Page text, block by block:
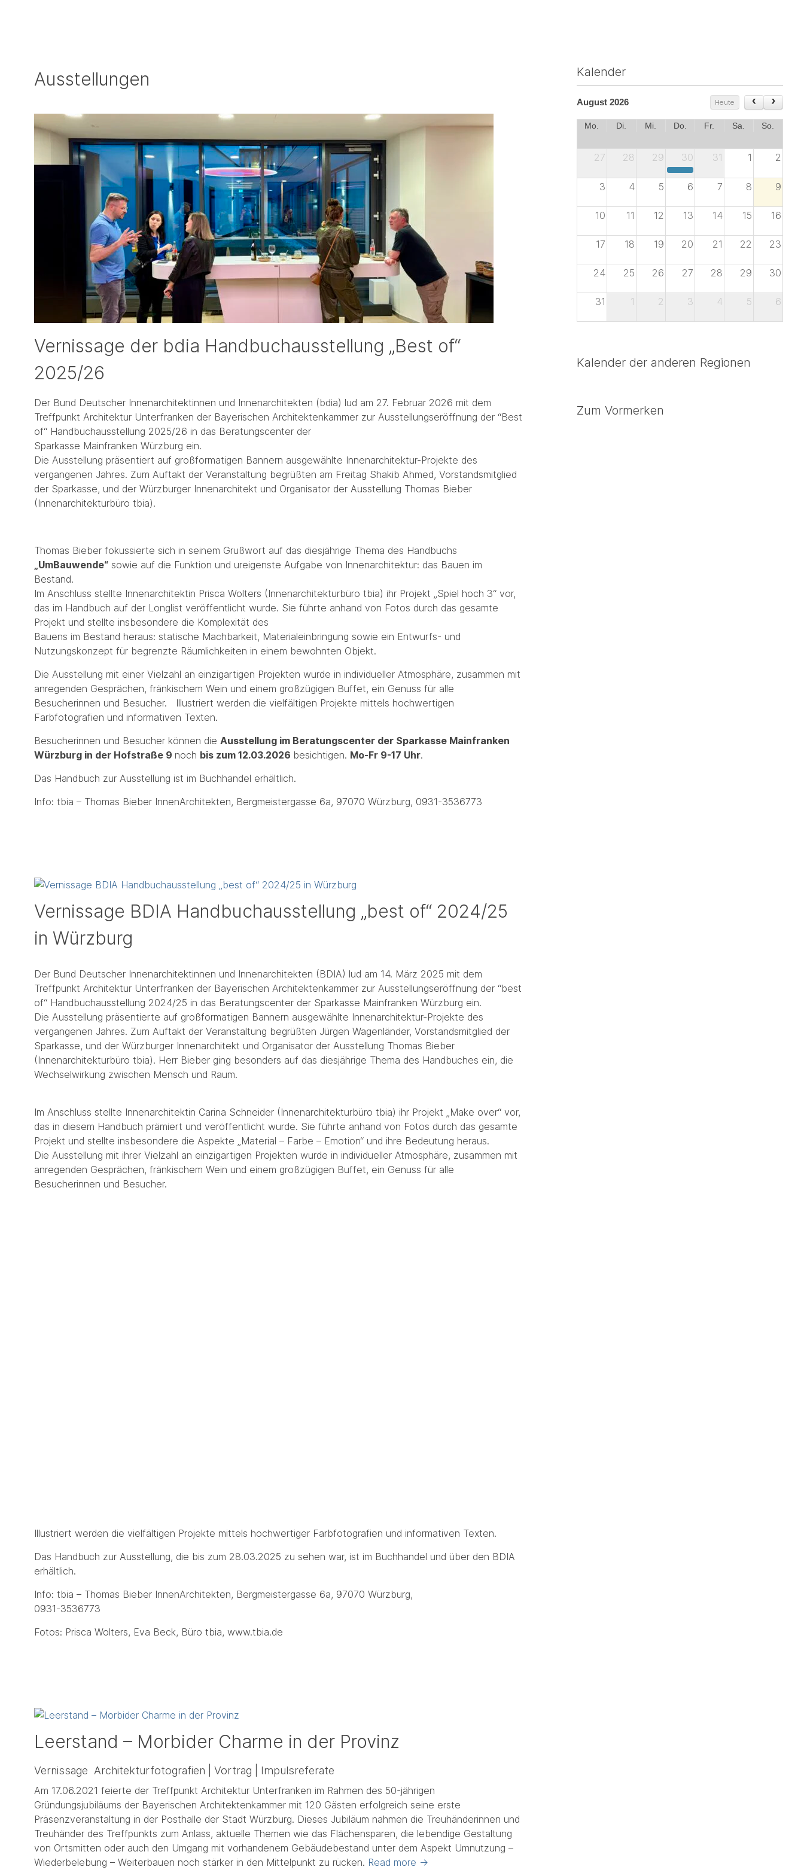
Ausstellungen
Vernissage der bdia Handbuchausstellung „Best of“
2025/26
Der Bund Deutscher Innenarchitektinnen und Innenarchitekten (bdia) lud am 27. Februar 2026 mit dem
Treffpunkt Architektur Unterfranken der Bayerischen Architektenkammer zur Ausstellungseröffnung der “Best
of“ Handbuchausstellung 2025/26 in das Beratungscenter der
Sparkasse Mainfranken Würzburg ein.
Die Ausstellung präsentiert auf großformatigen Bannern ausgewählte Innenarchitektur-Projekte des
vergangenen Jahres. Zum Auftakt der Veranstaltung begrüßten am Freitag Shakib Ahmed, Vorstandsmitglied
der Sparkasse, und der Würzburger Innenarchitekt und Organisator der Ausstellung Thomas Bieber
(Innenarchitekturbüro tbia).
Thomas Bieber fokussierte sich in seinem Grußwort auf das diesjährige Thema des Handbuchs
„UmBauwende“sowie auf die Funktion und ureigenste Aufgabe von Innenarchitektur: das Bauen im
Bestand.
Im Anschluss stellte Innenarchitektin Prisca Wolters (Innenarchitekturbüro tbia) ihr Projekt „Spiel hoch 3“ vor,
das im Handbuch auf der Longlist veröffentlicht wurde. Sie führte anhand von Fotos durch das gesamte
Projekt und stellte insbesondere die Komplexität des
Bauens im Bestand heraus: statische Machbarkeit, Materialeinbringung sowie ein Entwurfs- und
Nutzungskonzept für begrenzte Räumlichkeiten in einem bewohnten Objekt.
Die Ausstellung mit einer Vielzahl an einzigartigen Projekten wurde in individueller Atmosphäre, zusammen mit
anregenden Gesprächen, fränkischem Wein und einem großzügigen Buffet, ein Genuss für alle
Besucherinnen und Besucher. Illustriert werden die vielfältigen Projekte mittels hochwertigen
Farbfotografien und informativen Texten.
Besucherinnen und Besucher können die Ausstellung im Beratungscenter der Sparkasse Mainfranken
Würzburg in der Hofstraße 9 noch bis zum 12.03.2026 besichtigen. Mo-Fr 9-17 Uhr.
Das Handbuch zur Ausstellung ist im Buchhandel erhältlich.
Info: tbia – Thomas Bieber InnenArchitekten, Bergmeistergasse 6a, 97070 Würzburg, 0931-3536773
Vernissage BDIA Handbuchausstellung „best of“ 2024/25
in Würzburg
Der Bund Deutscher Innenarchitektinnen und Innenarchitekten (BDIA) lud am 14. März 2025 mit dem
Treffpunkt Architektur Unterfranken der Bayerischen Architektenkammer zur Ausstellungseröffnung der “best
of“ Handbuchausstellung 2024/25 in das Beratungscenter der Sparkasse Mainfranken Würzburg ein.
Die Ausstellung präsentierte auf großformatigen Bannern ausgewählte Innenarchitektur-Projekte des
vergangenen Jahres. Zum Auftakt der Veranstaltung begrüßten Jürgen Wagenländer, Vorstandsmitglied der
Sparkasse, und der Würzburger Innenarchitekt und Organisator der Ausstellung Thomas Bieber
(Innenarchitekturbüro tbia). Herr Bieber ging besonders auf das diesjährige Thema des Handbuches ein, die
Wechselwirkung zwischen Mensch und Raum.
Im Anschluss stellte Innenarchitektin Carina Schneider (Innenarchitekturbüro tbia) ihr Projekt „Make over“ vor,
das in diesem Handbuch prämiert und veröffentlicht wurde. Sie führte anhand von Fotos durch das gesamte
Projekt und stellte insbesondere die Aspekte „Material – Farbe – Emotion“ und ihre Bedeutung heraus.
Die Ausstellung mit ihrer Vielzahl an einzigartigen Projekten wurde in individueller Atmosphäre, zusammen mit
anregenden Gesprächen, fränkischem Wein und einem großzügigen Buffet, ein Genuss für alle
Besucherinnen und Besucher.
Illustriert werden die vielfältigen Projekte mittels hochwertiger Farbfotografien und informativen Texten.
Das Handbuch zur Ausstellung, die bis zum 28.03.2025 zu sehen war, ist im Buchhandel und über den BDIA
erhältlich.
Info: tbia – Thomas Bieber InnenArchitekten, Bergmeistergasse 6a, 97070 Würzburg,
0931-3536773
Fotos: Prisca Wolters, Eva Beck, Büro tbia, www.tbia.de
Leerstand – Morbider Charme in der Provinz
Vernissage Architekturfotografien | Vortrag | Impulsreferate
Am 17.06.2021 feierte der Treffpunkt Architektur Unterfranken im Rahmen des 50-jährigen
Gründungsjubiläums der Bayerischen Architektenkammer mit 120 Gästen erfolgreich seine erste
Präsenzveranstaltung in der Posthalle der Stadt Würzburg. Dieses Jubiläum nahmen die Treuhänderinnen und
Treuhänder des Treffpunkts zum Anlass, aktuelle Themen wie das Flächensparen, die lebendige Gestaltung
von Ortsmitten oder auch den Umgang mit vorhandenem Gebäudebestand unter dem Aspekt Umnutzung –
Wiederbelebung – Weiterbauen noch stärker in den Mittelpunkt zu rücken. Read more →
Kalender
August 2026 Heute
Mo. Di. Mi. Do. Fr. Sa. So.
27 28 29 30 31 1 2
3 4 5 6 7 8 9
10 11 12 13 14 15 16
17 18 19 20 21 22 23
24 25 26 27 28 29 30
31 1 2 3 4 5 6
Kalender der anderen Regionen
Zum Vormerken